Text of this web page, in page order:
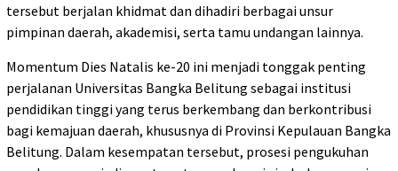
tersebut berjalan khidmat dan dihadiri berbagai unsur
pimpinan daerah, akademisi, serta tamu undangan lainnya.
Momentum Dies Natalis ke-20 ini menjadi tonggak penting
perjalanan Universitas Bangka Belitung sebagai institusi
pendidikan tinggi yang terus berkembang dan berkontribusi
bagi kemajuan daerah, khususnya di Provinsi Kepulauan Bangka
Belitung. Dalam kesempatan tersebut, prosesi pengukuhan